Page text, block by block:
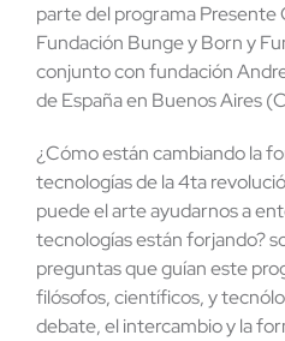
parte del programa Presente
Fundación Bunge y Born y
conjunto con fundación
de España en Buenos Aires
¿Cómo están cambiando la
tecnologías de la 4ta
puede el arte ayudarnos a
tecnologías están forjando?
preguntas que guían este
filósofos, científicos, y
debate, el intercambio y la